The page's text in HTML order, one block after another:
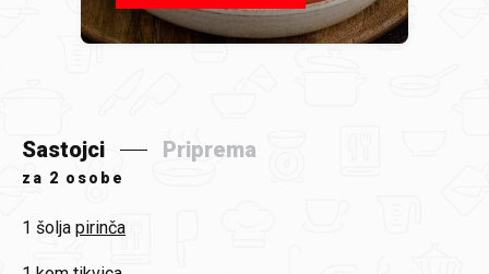
Sastojci Priprema
za 2 osobe
1 šolja pirinča